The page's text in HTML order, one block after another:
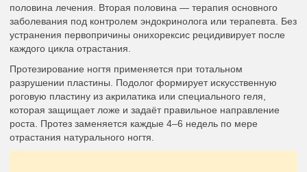
половина лечения. Вторая половина — терапия основного
заболевания под контролем эндокринолога или терапевта. Без
устранения первопричины онихорексис рецидивирует после
каждого цикла отрастания.
Протезирование ногтя применяется при тотальном
разрушении пластины. Подолог формирует искусственную
роговую пластину из акрилатика или специального геля,
которая защищает ложе и задаёт правильное направление
роста. Протез заменяется каждые 4–6 недель по мере
отрастания натурального ногтя.